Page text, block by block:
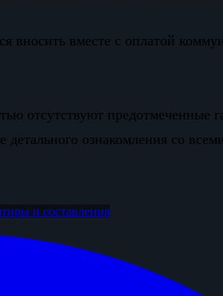
вместе с оплатой
отсутствуют предотмеченные
детального ознакомления со
и составления